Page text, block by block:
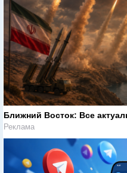
Ближний Восток: Все
Реклама